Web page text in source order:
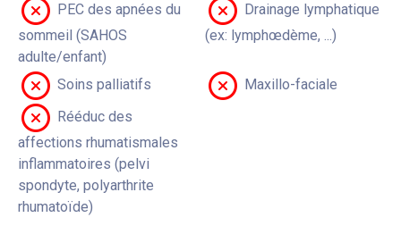
PEC des apnées du
sommeil (SAHOS
adulte/enfant)
Drainage lymphatique
(ex: lymphœdème, ...)
Soins palliatifs
Maxillo-faciale
Rééduc des
affections rhumatismales
inflammatoires (pelvi
spondyte, polyarthrite
rhumatoïde)